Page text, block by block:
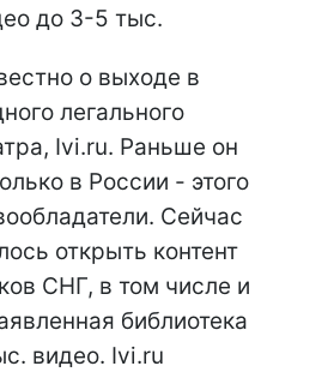
до 3-5 тыс.
о выходе в
легального
Ivi.ru. Раньше он
в России - этого
Сейчас
открыть контент
СНГ, в том числе и
библиотека
видео. Ivi.ru